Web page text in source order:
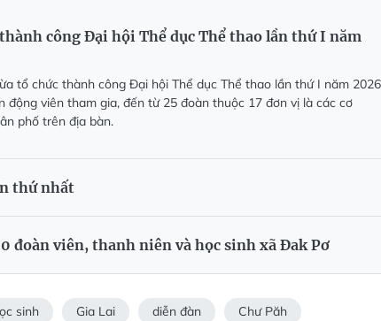
công Đại hội Thể dục Thể thao lần thứ I năm
tổ chức thành công Đại hội Thể dục Thể thao lần thứ I năm
động viên tham gia, đến từ 25 đoàn thuộc 17 đơn vị là các cơ
phố trên địa bàn.
thứ nhất
đoàn viên, thanh niên và học sinh xã Đak Pơ
sinh Gia Lai diễn đàn Chư Păh